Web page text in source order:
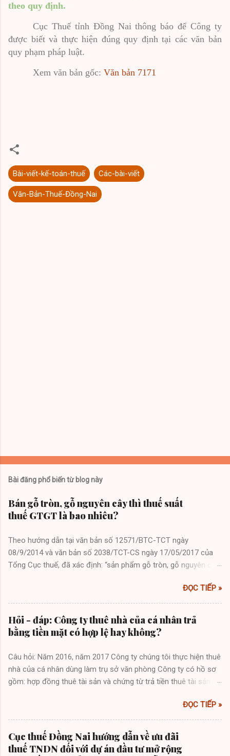
theo quy định.
Cục Thuế tỉnh Đồng Nai thông báo để Công ty
được biết và thực hiện đúng quy định tại các văn bản
quy phạm pháp luật.
Xem văn bản gốc: Văn bản 7171
Bài-viết-kế-toán-thuế Các-bài-viết
Văn-Bản-Thuế-Đồng-Nai
Bài đăng phổ biến từ blog này
Bán gỗ tròn, gỗ nguyên cây thì thuế suất
thuế GTGT là bao nhiêu?
Theo hướng dẫn tại văn bản số 12571/BTC-TCT ngày
08/9/2014 và văn bản số 2038/TCT-CS ngày 17/05/2017 của
Tổng Cục thuế, đã xác định: “sản phẩm gỗ tròn, gỗ nguyên cây
thuộc đối tượng không chịu thuế GTGT”. Các văn bản trên cũng
nêu rõ định nghĩa gỗ tròn theo khoản 1 điều 3 Thông tư số
88/2011/TT-BNNPTNT ngày 28/12/2011 của Bộ Nông nghiệp
và Phát triển nông thôn như sau: “1.Gỗ tròn: bao gồm gỗ
nguyên khai, gỗ đẽo tròn, gỗ lóc lõi có đường kính đầu nhỏ từ
10 cm đến dưới 20 cm, chiều dài từ 01 mét trở lên hoặc có
đường kính đầu nhỏ từ 20 cm trở lên, chiều dài từ 30 cm trở lên
(kể cả gỗ nguyên khai còn có gốc, cành, lá mà đường kính sát
gốc từ 10cm đến dưới 20cm, chiều dài từ 01 mét trở lên hoặc
có đường kính sát gốc từ 20cm trở lên, chiều dài từ 30cm trở
nguyên cây theo định nghĩa trên, sẽ được xác địn...
ĐỌC TIẾP »
Hỏi - đáp: Công ty thuê nhà của cá nhân trả
bằng tiền mặt có hợp lệ hay không?
Câu hỏi: Năm 2016, năm 2017 Công ty chúng tôi thực hiện thuê
nhà của cá nhân dùng làm trụ sở văn phòng Công ty có hồ sơ
gồm: hợp đồng thuê tài sản và chứng từ trả tiền thuê tài sản
từ tháng 9/2016 đến tháng 12/2017 là 20 triệu đồng/tháng; giá
chưa bao gồm thuế GTGT và thuế TNCN với số tiền trả từng
lần lần lượt là 56 triệu đồng, 80 triệu đồng, 120 triệu đồng và
120 triệu đồng). Công ty dùng phương thức thanh toán tiền
ĐỌC TIẾP »
Cục thuế Đồng Nai hướng dẫn về ưu đãi
thuế TNDN đối với dự án đầu tư mở rộng